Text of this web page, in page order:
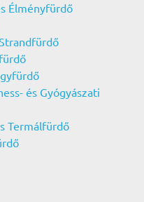
Élményfürdő
és Gyógyászati
Termálfürdő